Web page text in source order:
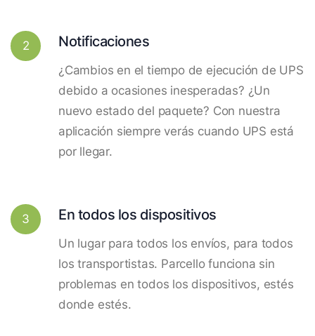
2 Notificaciones
¿Cambios en el tiempo de ejecución de UPS
debido a ocasiones inesperadas? ¿Un
nuevo estado del paquete? Con nuestra
aplicación siempre verás cuando UPS está
por llegar.
3 En todos los dispositivos
Un lugar para todos los envíos, para todos
los transportistas. Parcello funciona sin
problemas en todos los dispositivos, estés
donde estés.